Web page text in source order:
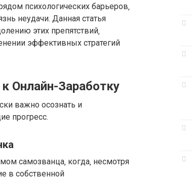
психологических барьеров‚
неудачи. Данная статья
этих препятствий‚
эффективных стратегий
Онлайн-Заработку
важно осознать и
прогресс.
самозванца‚ когда‚ несмотря
в собственной